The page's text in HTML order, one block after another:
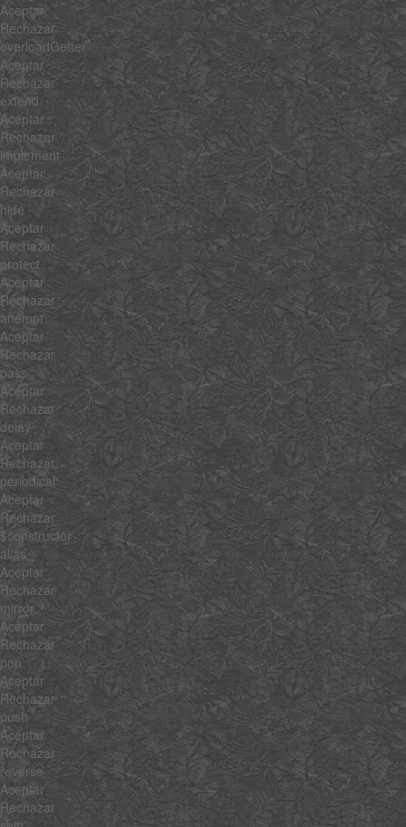
Aceptar
Rechazar
overloadGetter
Aceptar
Rechazar
extend
Aceptar
Rechazar
implement
Aceptar
Rechazar
hide
Aceptar
Rechazar
protect
Aceptar
Rechazar
attempt
Aceptar
Rechazar
pass
Aceptar
Rechazar
delay
Aceptar
Rechazar
periodical
Aceptar
Rechazar
$constructor
alias
Aceptar
Rechazar
mirror
Aceptar
Rechazar
pop
Aceptar
Rechazar
push
Aceptar
Rechazar
reverse
Aceptar
Rechazar